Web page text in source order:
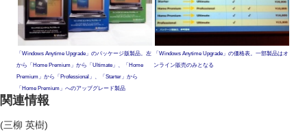
「Windows Anytime Upgrade」のパッケージ版製品。左
から「Home Premium」から「Ultimate」、「Home
Premium」から「Professional」、「Starter」から
「Home Premium」へのアップグレード製品
「Windows Anytime Upgrade」の価格表。一部製品はオ
ンライン販売のみとなる
関連情報
(三柳 英樹)